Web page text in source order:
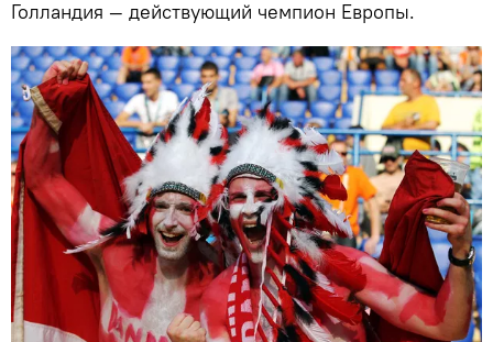
Голландия — действующий чемпион Европы.